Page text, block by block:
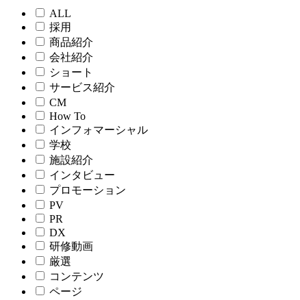
ALL
採用
商品紹介
会社紹介
ショート
サービス紹介
CM
How To
インフォマーシャル
学校
施設紹介
インタビュー
プロモーション
PV
PR
DX
研修動画
厳選
コンテンツ
ページ